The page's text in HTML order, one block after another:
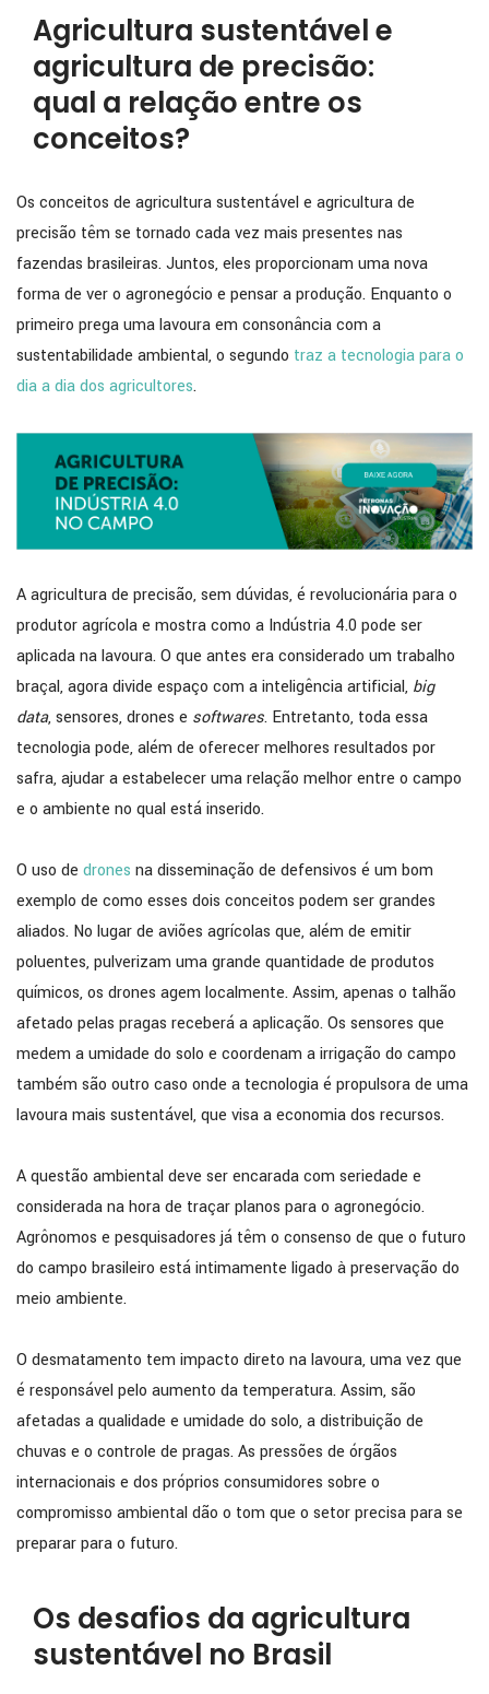
Agricultura sustentável e
agricultura de precisão:
qual a relação entre os
conceitos?
Os conceitos de agricultura sustentável e agricultura de
precisão têm se tornado cada vez mais presentes nas
fazendas brasileiras. Juntos, eles proporcionam uma nova
forma de ver o agronegócio e pensar a produção. Enquanto o
primeiro prega uma lavoura em consonância com a
sustentabilidade ambiental, o segundo traz a tecnologia para o
dia a dia dos agricultores.
A agricultura de precisão, sem dúvidas, é revolucionária para o
produtor agrícola e mostra como a Indústria 4.0 pode ser
aplicada na lavoura. O que antes era considerado um trabalho
braçal, agora divide espaço com a inteligência artificial, big
data, sensores, drones e softwares. Entretanto, toda essa
tecnologia pode, além de oferecer melhores resultados por
safra, ajudar a estabelecer uma relação melhor entre o campo
e o ambiente no qual está inserido.
O uso de drones na disseminação de defensivos é um bom
exemplo de como esses dois conceitos podem ser grandes
aliados. No lugar de aviões agrícolas que, além de emitir
poluentes, pulverizam uma grande quantidade de produtos
químicos, os drones agem localmente. Assim, apenas o talhão
afetado pelas pragas receberá a aplicação. Os sensores que
medem a umidade do solo e coordenam a irrigação do campo
também são outro caso onde a tecnologia é propulsora de uma
lavoura mais sustentável, que visa a economia dos recursos.
A questão ambiental deve ser encarada com seriedade e
considerada na hora de traçar planos para o agronegócio.
Agrônomos e pesquisadores já têm o consenso de que o futuro
do campo brasileiro está intimamente ligado à preservação do
meio ambiente.
O desmatamento tem impacto direto na lavoura, uma vez que
é responsável pelo aumento da temperatura. Assim, são
afetadas a qualidade e umidade do solo, a distribuição de
chuvas e o controle de pragas. As pressões de órgãos
internacionais e dos próprios consumidores sobre o
compromisso ambiental dão o tom que o setor precisa para se
preparar para o futuro.
Os desafios da agricultura
sustentável no Brasil